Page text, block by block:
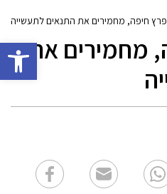
פתח
חיפה, מחמירים את התנאים לתעשייה
מחמירים את